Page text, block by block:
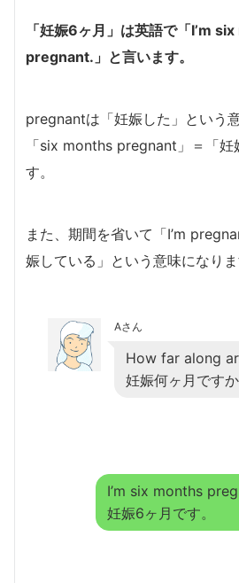
「妊娠6ヶ月」は英語で「I’m
pregnant.」と言います。
pregnantは「妊娠した」という
「six months pregnant」＝「
す。
また、期間を省いて「I’m
娠している」という意味になりま
Aさん
How far along
妊娠何ヶ月ですか
I’m six months
妊娠6ヶ月です。